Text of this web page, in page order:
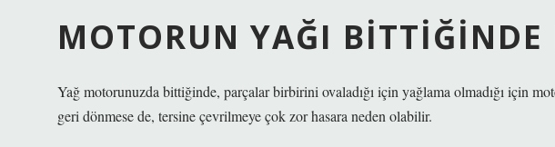
MOTORUN YAĞI BITTIĞINDE
Yağ motorunuzda bittiğinde, parçalar birbirini ovaladığı için yağlama olmadığı için
geri dönmese de, tersine çevrilmeye çok zor hasara neden olabilir.